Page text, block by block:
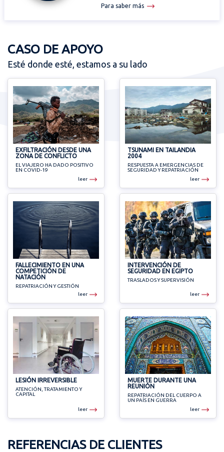
Para saber más
CASO DE APOYO
Esté donde esté, estamos a su lado
EXFILTRACIÓN DESDE UNA
ZONA DE CONFLICTO
EL VIAJERO HA DADO POSITIVO
EN COVID-19
leer
TSUNAMI EN TAILANDIA
2004
RESPUESTA A EMERGENCIAS DE
SEGURIDAD Y REPATRIACIÓN
leer
FALLECIMIENTO EN UNA
COMPETICIÓN DE
NATACIÓN
REPATRIACIÓN Y GESTIÓN
leer
INTERVENCIÓN DE
SEGURIDAD EN EGIPTO
TRASLADOS Y SUPERVISIÓN
leer
LESIÓN IRREVERSIBLE
ATENCIÓN, TRATAMIENTO Y
CAPITAL
leer
MUERTE DURANTE UNA
REUNIÓN
REPATRIACIÓN DEL CUERPO A
UN PAÍS EN GUERRA
leer
REFERENCIAS DE CLIENTES